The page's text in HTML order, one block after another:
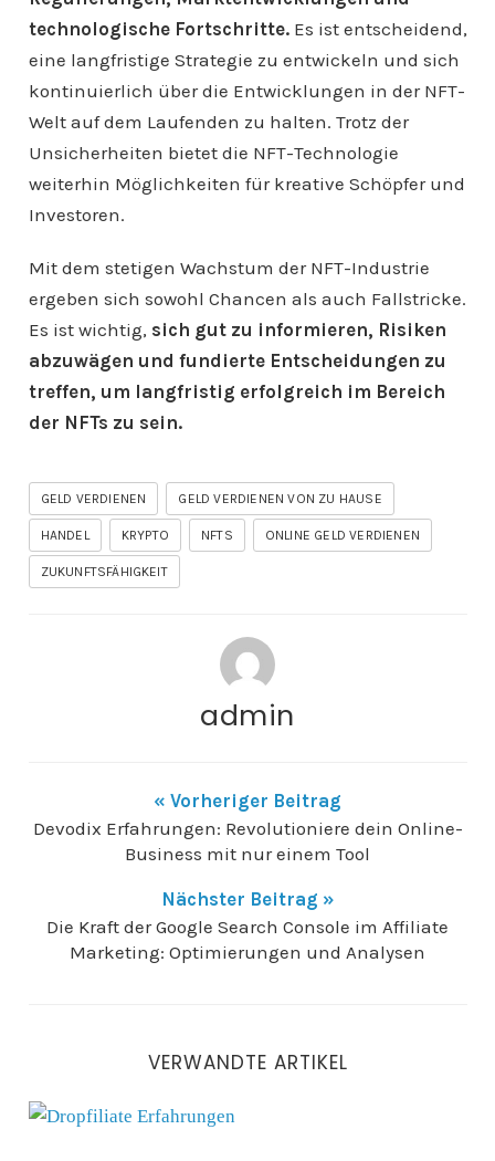
technologische Fortschritte.Es ist entscheidend,
eine langfristige Strategie zu entwickeln und sich
kontinuierlich über die Entwicklungen in der NFT-
Welt auf dem Laufenden zu halten. Trotz der
Unsicherheiten bietet die NFT-Technologie
weiterhin Möglichkeiten für kreative Schöpfer und
Investoren.
Mit dem stetigen Wachstum der NFT-Industrie
ergeben sich sowohl Chancen als auch Fallstricke.
Es ist wichtig, sich gut zu informieren, Risiken
abzuwägen und fundierte Entscheidungen zu
treffen, um langfristig erfolgreich im Bereich
der NFTs zu sein.
GELD VERDIENEN GELD VERDIENEN VON ZU HAUSE
HANDEL KRYPTO NFTS ONLINE GELD VERDIENEN
ZUKUNFTSFÄHIGKEIT
admin
« Vorheriger Beitrag
Devodix Erfahrungen: Revolutioniere dein Online-
Business mit nur einem Tool
Nächster Beitrag »
Die Kraft der Google Search Console im Affiliate
Marketing: Optimierungen und Analysen
VERWANDTE ARTIKEL
Dropfiliate Erfahrungen 2026: 500€ am Tag mit der